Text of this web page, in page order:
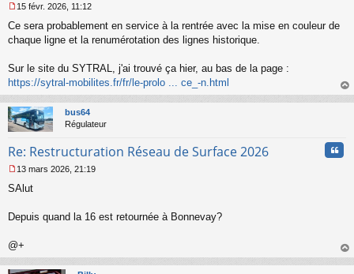
u
e
s
g
e
n
o
n
l
15 févr. 2026, 11:12
Ce sera probablement en service à la rentrée avec la mise en couleur de
chaque ligne et la renumérotation des lignes historique.
Sur le site du SYTRAL, j'ai trouvé ça hier, au bas de la page :
https://sytral-mobilites.fr/fr/le-prolo ... ce_-n.html
au
bus64
Régulateur
Re: Restructuration Réseau de Surface 2026
e
s
a
e
n
o
13 mars 2026, 21:19
SAlut
Depuis quand la 16 est retournée à Bonnevay?
@+
au